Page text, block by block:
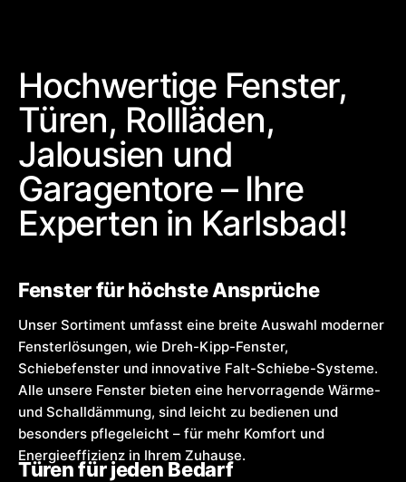
Hochwertige Fenster,
Türen, Rollläden,
Jalousien und
Garagentore – Ihre
Experten in Karlsbad!
Fenster für höchste Ansprüche
Unser Sortiment umfasst eine breite Auswahl moderner
Fensterlösungen, wie Dreh-Kipp-Fenster,
Schiebefenster und innovative Falt-Schiebe-Systeme.
Alle unsere Fenster bieten eine hervorragende Wärme-
und Schalldämmung, sind leicht zu bedienen und
besonders pflegeleicht – für mehr Komfort und
Energieeffizienz in Ihrem Zuhause.
Türen für jeden Bedarf